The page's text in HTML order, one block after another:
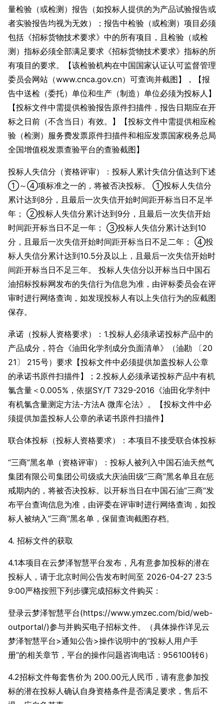
量检验（或检测）报告（如投标人提供的为产品试验报告或
者实验报告均视为无效）；报告中检验（或检测）项目必须
包括《招标货物技术要求》中的所有项目，且检验（或检
测）指标必须全部满足要求《招标货物技术要求》指标的所
有项目的要求。【该检验机构在中国国家认证认可监督管理
委员会网站（www.cnca.gov.cn）可查询并截图】，【报
告中送检（委托）单位和生产（制造）单位必须为投标人】
【投标文件中需提供检验报告原件扫描件，报告日期应在开
标之日前（不含当日）有效。】【投标文件中需提供相应检
验（检测）服务费发票原件扫描件和相应发票国家税务总局
全国增值税发票查验平台的查验截图】
投标人失信分（资格评审）：投标人累计失信分值达到下述
①～④项标准之一的，将被否决投标。 ①投标人失信分
累计达到8分，且最后一次失信开始时间距开标当日不足半
年； ②投标人失信分累计达到9分，且最后一次失信开始
时间距开标当日不足一年； ③投标人失信分累计达到10
分，且最后一次失信开始时间距开标当日不足二年； ④投
标人失信分累计达到10.5分及以上，且最后一次失信开始时
间距开标当日不足三年。 投标人失信分以开标当日中国石
油招标投标网发布的失信行为信息为准，由评标委员会在评
审时进行网络查询，如发现投标人有以上失信行为的应截图
保存。
承诺（投标人资格要求）：1.投标人必须承诺投标产品中的
产品成分，符合《油田化学剂成分负面清单》（油勘 〔20
21〕 215号）要求【投标文件中必须提供加盖投标人公章
的承诺书原件扫描件】；2.投标人必须承诺投标产品中有机
氯含量＜0.005%，依据SY/T 7329-2016《油田化学剂中
有机氯含量测定方法-方法A 微库仑法》。【投标文件中必
须提供加盖投标人公章的承诺书原件扫描件】
联合体投标（投标人资格要求）：本项目不接受联合体投标
“三商”黑名单（资格评审）：投标人被列入中国石油天然气
集团有限公司集团公司级或大庆油田级“三商”黑名单且在惩
戒期内的，将被否决投标。以开标当日在中国石油”三商“发
布平台查询信息为准，由评委在评审时进行网络查询，如投
标人被纳入”三商“黑名单，保留查询截图存档。
4. 招标文件的获取
4.1本项目在云梦泽智慧平台发布，凡有意参加投标的潜在
投标人，请于北京时间公告发布时间至 2026-04-27 23:5
9:00严格按照下列步骤完成招标文件购买：
登录云梦泽智慧平台(https://www.ymzec.com/bid/web-
outportal/)参与并购买电子招标文件。（具体操作详见云
梦泽智慧平台>通知公告>操作说明中的“投标人用户手
册”的相关章节，平台的操作问题咨询电话：956100转6）
4.2招标文件每套售价为 200.00元人民币，请有意参加投
标的潜在投标人确认自身资格条件是否满足要求，售后不